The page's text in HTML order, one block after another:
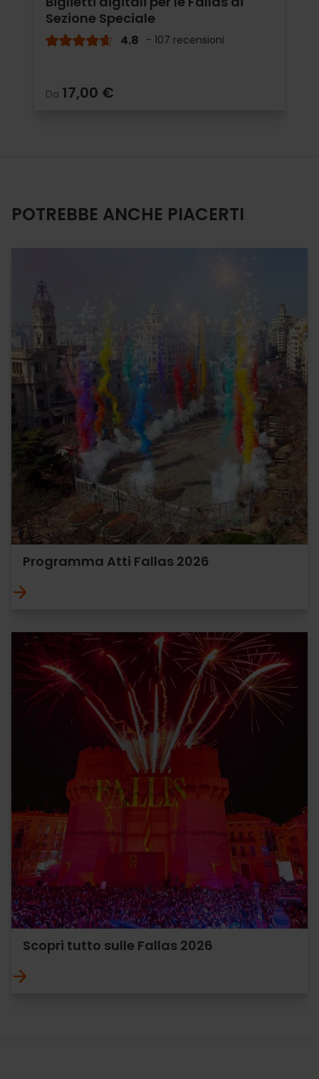
Sezione Speciale
4.8 - 107 recensioni
Da 17,00 €
POTREBBE ANCHE PIACERTI
Programma Atti Fallas 2026
Scopri tutto sulle Fallas 2026